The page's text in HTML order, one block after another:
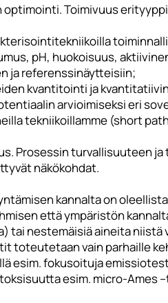
Toimivuus
pH, huokoisuus,
ja referenssinäytteisiin;
kvantitointi ja
arvioimiseksi eri
tekniikoillamme (short
Prosessin turvallisuuteen
näkökohdat.
kannalta on
että ympäristön
tai nestemäisiä aineita niistä
toteutetaan vain parhaille
esim. fokusoituja
esim. micro-Ames